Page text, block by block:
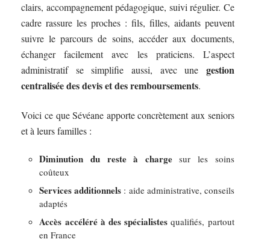
clairs, accompagnement pédagogique, suivi régulier. Ce
cadre rassure les proches : fils, filles, aidants peuvent
suivre le parcours de soins, accéder aux documents,
échanger facilement avec les praticiens. L’aspect
administratif se simplifie aussi, avec une gestion
centralisée des devis et des remboursements.
Voici ce que Sévéane apporte concrètement aux seniors
et à leurs familles :
Diminution du reste à chargesur les soins
coûteux
Services additionnels : aide administrative, conseils
adaptés
Accès accéléré à des spécialistes qualifiés, partout
en France